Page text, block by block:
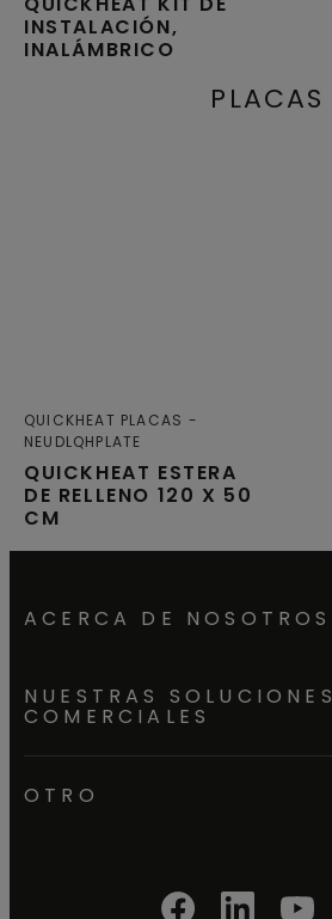
INSTALACIÓN,
INALÁMBRICO
PLACAS
QUICKHEAT ESTERA
DE RELLENO 120 X 50
CM
QUICKHEAT PLACAS
NEUDLQHPLATE
ACERCA DE NOSOTROS
NUESTRAS SOLUCIONES
COMERCIALES
OTRO